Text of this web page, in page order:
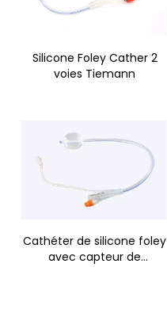
Silicone Foley Cather 2
voies Tiemann
Cathéter de silicone foley
avec capteur de